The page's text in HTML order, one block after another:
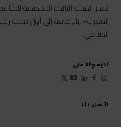
اتصل بنا
تصدر المجلة الرائدة المخصصة
المغرب»، بالإضافة إلى أول منصة
الصناعي.
تابعونا على